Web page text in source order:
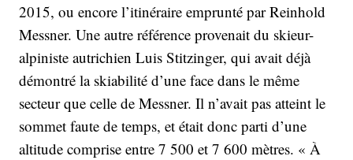
2015, ou encore l’itinéraire emprunté par Reinhold
Messner. Une autre référence provenait du skieur-
alpiniste autrichien Luis Stitzinger, qui avait déjà
démontré la skiabilité d’une face dans le même
secteur que celle de Messner. Il n’avait pas atteint le
sommet faute de temps, et était donc parti d’une
altitude comprise entre 7 500 et 7 600 mètres. « À